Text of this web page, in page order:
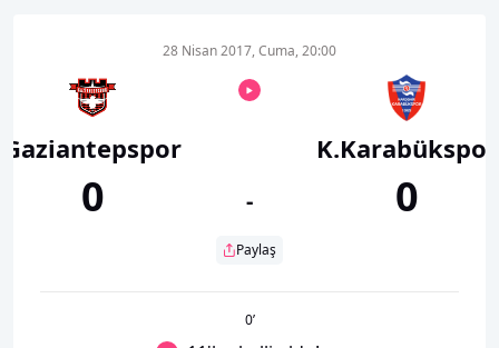
Gaziantepspor
0
28 Nisan 2017, Cuma, 20:00
-
Paylaş
K.Karabükspor
0
0’